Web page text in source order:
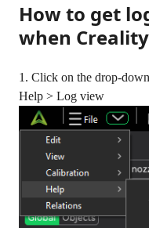
How to get
when
1. Click on the drop-
Help > Log view